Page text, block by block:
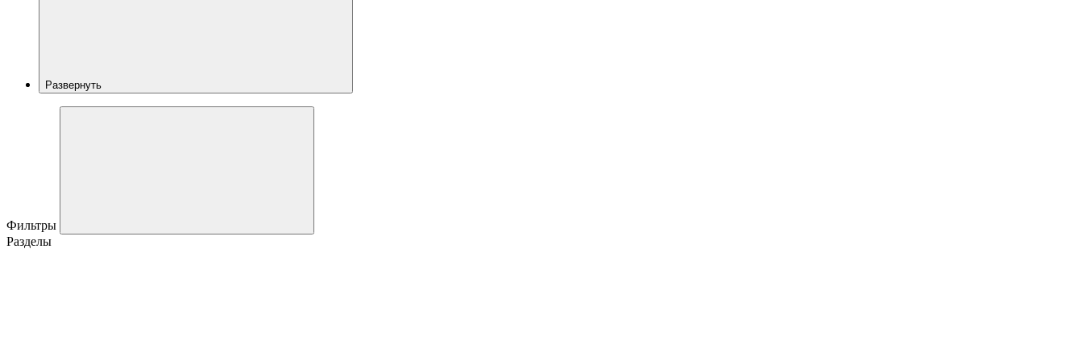
Развернуть
Фильтры
Разделы